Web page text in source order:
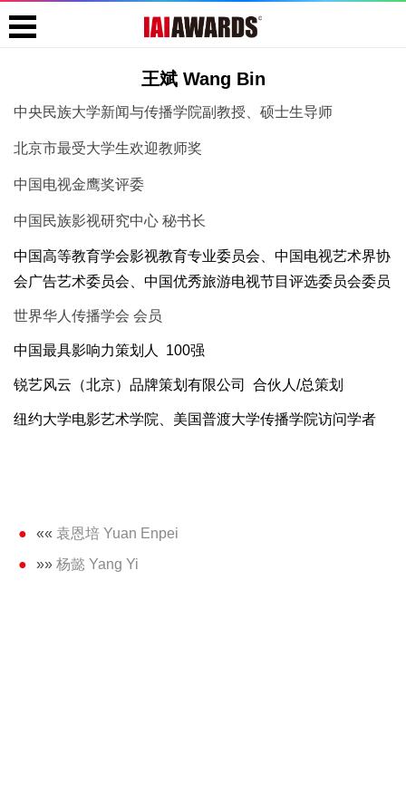
王斌 Wang Bin
中央民族大学新闻与传播学院副教授、硕士生导师
北京市最受大学生欢迎教师奖
中国电视金鹰奖评委
中国民族影视研究中心 秘书长
中国高等教育学会影视教育专业委员会、中国电视艺术界协
会广告艺术委员会、中国优秀旅游电视节目评选委员会委员
世界华人传播学会 会员
中国最具影响力策划人 100强
锐艺风云（北京）品牌策划有限公司 合伙人/总策划
纽约大学电影艺术学院、美国普渡大学传播学院访问学者
«« 袁恩培 Yuan Enpei
»» 杨懿 Yang Yi